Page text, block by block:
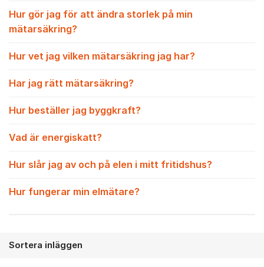
Hur gör jag för att ändra storlek på min
mätarsäkring?
Hur vet jag vilken mätarsäkring jag har?
Har jag rätt mätarsäkring?
Hur beställer jag byggkraft?
Vad är energiskatt?
Hur slår jag av och på elen i mitt fritidshus?
Hur fungerar min elmätare?
Sortera inläggen